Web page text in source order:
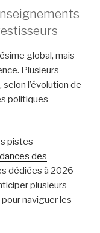
global, mais
Plusieurs
l’évolution de
politiques
pistes
des
dédiées à 2026
plusieurs
naviguer les